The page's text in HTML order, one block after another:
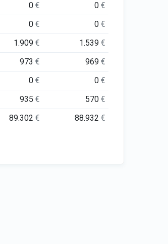
0€ 0€
0€ 0€
1.909€ 1.539€
973€ 969€
0€ 0€
935€ 570€
89.302€ 88.932€